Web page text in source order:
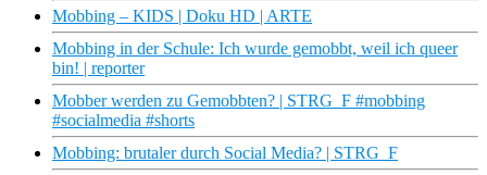
Mobbing – KIDS | Doku HD | ARTE
Mobbing in der Schule: Ich wurde gemobbt, weil ich queer
bin! | reporter
Mobber werden zu Gemobbten? | STRG_F #mobbing
#socialmedia #shorts
Mobbing: brutaler durch Social Media? | STRG_F